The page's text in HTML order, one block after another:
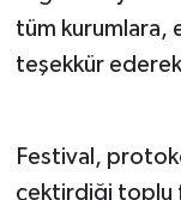
tüm kurumlara,
teşekkür ederek
Festival,
çektirdiği toplu